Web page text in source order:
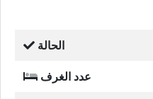
الحالة
عدد الغرف